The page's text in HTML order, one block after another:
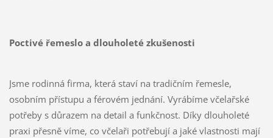
Poctivé řemeslo a dlouholeté zkušenosti
Jsme rodinná firma, která staví na tradičním řemesle,
osobním přístupu a férovém jednání. Vyrábíme včelařské
potřeby s důrazem na detail a funkčnost. Díky dlouholeté
praxi přesně víme, co včelaři potřebují a jaké vlastnosti mají